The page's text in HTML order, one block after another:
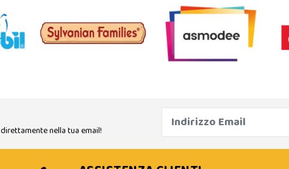
direttamente nella tua email!